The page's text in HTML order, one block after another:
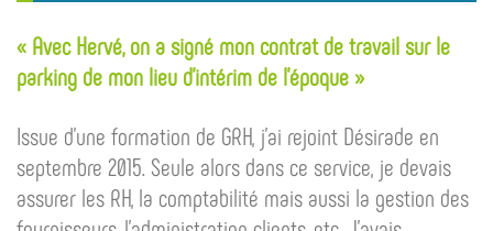
« Avec Hervé, on a signé mon contrat de travail sur le
parking de mon lieu d’intérim de l’époque »
Issue d’une formation de GRH, j’ai rejoint Désirade en
septembre 2015. Seule alors dans ce service, je devais
assurer les RH, la comptabilité mais aussi la gestion des